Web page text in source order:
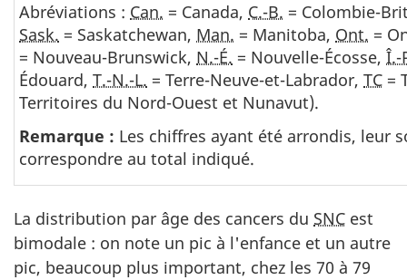
Abréviations : Can. = Canada, C.-B. = Colombie-
Sask. = Saskatchewan, Man. = Manitoba, Ont. =
= Nouveau-Brunswick, N.-É. = Nouvelle-Écosse, Î.-
Édouard, T.-N.-L. = Terre-Neuve-et-Labrador, TC =
Territoires du Nord-Ouest et Nunavut).
Remarque : Les chiffres ayant été arrondis, leur
correspondre au total indiqué.
La distribution par âge des cancers du SNC est
bimodale : on note un pic à l'enfance et un autre
pic, beaucoup plus important, chez les 70 à 79